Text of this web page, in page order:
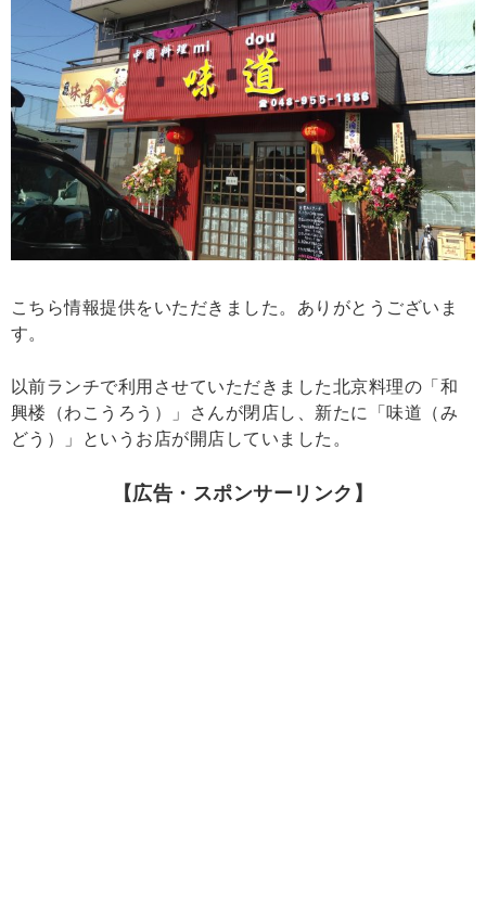
こちら情報提供をいただきました。ありがとうございま
す。
以前ランチで利用させていただきました北京料理の「和
興楼（わこうろう）」さんが閉店し、新たに「味道（み
どう）」というお店が開店していました。
【広告・スポンサーリンク】